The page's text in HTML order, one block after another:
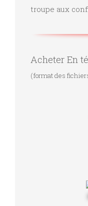
troupe aux
Acheter En
(format des